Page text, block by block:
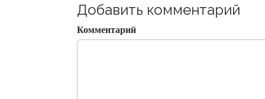
t
n
a
Добавить комментарий
Комментарий